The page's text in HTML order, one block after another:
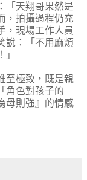
「天翔哥果然是
，拍攝過程仍充
，現場工作人員
說：「不用麻煩
至極致，既是親
角色對孩子的
母則強』的情感